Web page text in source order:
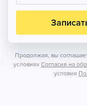
Продолжая, вы
условиях Согласия на
условия